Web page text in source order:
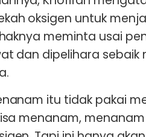
oksigen untuk
meminta usai
dan dipelihara sebaik
itu tidak pakai
menanam,